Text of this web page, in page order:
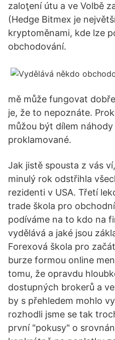
zaloţení útu a ve Volbě
(Hedge Bitmex je
kryptoměnami, kde lze
obchodování.
mě může fungovat
je, že to nepoznáte.
můžou být dílem
proklamované.
Jak jistě spousta z vás
minulý rok odstřihla
rezidenti v USA. Třetí
trade škola pro
podíváme na to kdo na
vydělává a jaké jsou
Forexová škola pro
burze formou online
tomu, že opravdu
dostupných brokerů a
by s přehledem mohlo
rozhodli jsme se tak
první "pokusy" o